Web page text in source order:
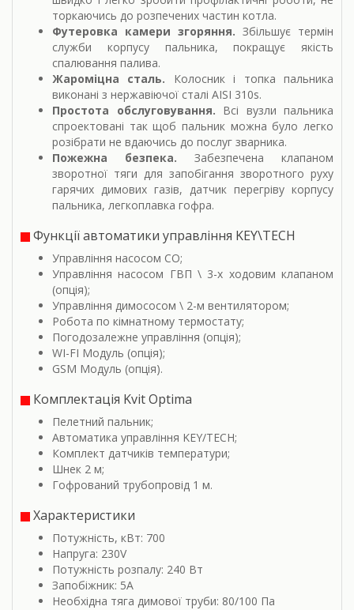
торкаючись до розпечених частин котла.
Футеровка камери згоряння. Збільшує термін
служби корпусу пальника, покращує якість
спалювання палива.
Жароміцна сталь. Колосник і топка пальника
виконані з нержавіючої сталі AISI 310s.
Простота обслуговування. Всі вузли пальника
спроектовані так щоб пальник можна було легко
розібрати не вдаючись до послуг зварника.
Пожежна безпека. Забезпечена клапаном
зворотної тяги для запобігання зворотного руху
гарячих димових газів, датчик перегріву корпусу
пальника, легкоплавка гофра.
Функції автоматики управління KEY\TECH
Управління насосом СО;
Управління насосом ГВП \ 3-х ходовим клапаном
(опція);
Управління димососом \ 2-м вентилятором;
Робота по кімнатному термостату;
Погодозалежне управління (опція);
WI-FI Модуль (опція);
GSM Модуль (опція).
Комплектація Kvit Optima
Пелетний пальник;
Автоматика управління KEY/TECH;
Комплект датчиків температури;
Шнек 2 м;
Гофрований трубопровід 1 м.
Характеристики
Потужність, кВт: 700
Напруга: 230V
Потужність розпалу: 240 Вт
Запобіжник: 5A
Необхідна тяга димової труби: 80/100 Пa